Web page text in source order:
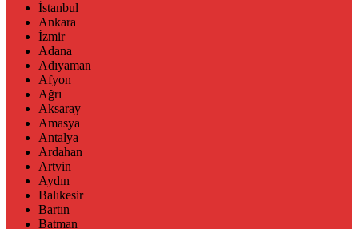
İstanbul
Ankara
İzmir
Adana
Adıyaman
Afyon
Ağrı
Aksaray
Amasya
Antalya
Ardahan
Artvin
Aydın
Balıkesir
Bartın
Batman